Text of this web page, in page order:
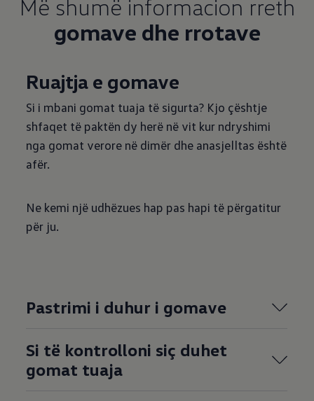
Më shumë informacion rreth
gomave dhe rrotave
Ruajtja e gomave
Si i mbani gomat tuaja të sigurta? Kjo çështje
shfaqet të paktën dy herë në vit kur ndryshimi
nga gomat verore në dimër dhe anasjelltas është
afër.
Ne kemi një udhëzues hap pas hapi të përgatitur
për ju.
Pastrimi i duhur i gomave
Si të kontrolloni siç duhet
gomat tuaja